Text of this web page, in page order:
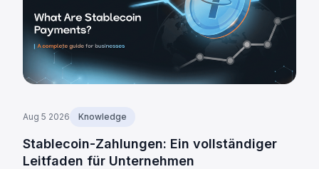
Aug 5 2026 Knowledge
Stablecoin-Zahlungen: Ein vollständiger
Leitfaden für Unternehmen